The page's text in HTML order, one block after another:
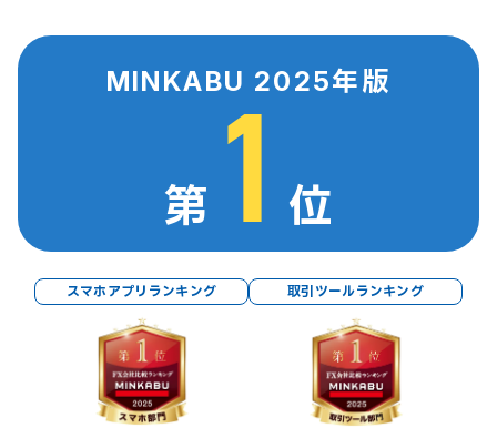
MINKABU 2025年版
第 1 位
スマホアプリランキング 取引ツールランキング